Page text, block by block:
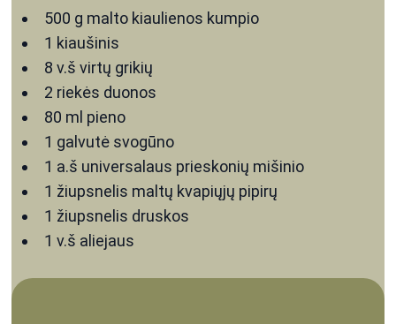
500 g malto kiaulienos kumpio
1 kiaušinis
8 v.š virtų grikių
2 riekės duonos
80 ml pieno
1 galvutė svogūno
1 a.š universalaus prieskonių mišinio
1 žiupsnelis maltų kvapiųjų pipirų
1 žiupsnelis druskos
1 v.š aliejaus